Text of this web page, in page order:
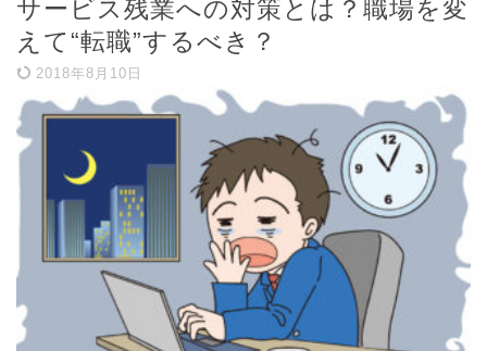
サービス残業への対策とは？職場を変
えて“転職”するべき？
2018年8月10日